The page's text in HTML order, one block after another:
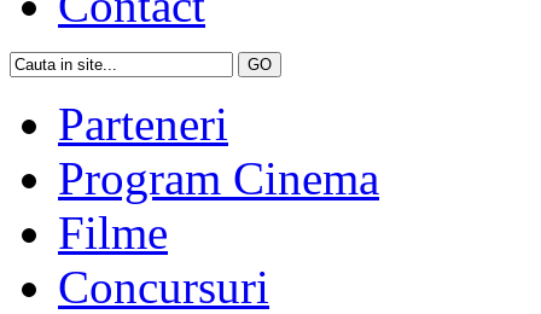
Parteneri
Program Cinema
Filme
Concursuri